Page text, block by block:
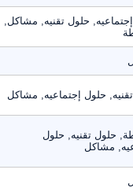
حلول تقنيه, مشاكل,
حلول إجتماعيه, مشاكل
حلول تقنيه, حلول
مشاكل